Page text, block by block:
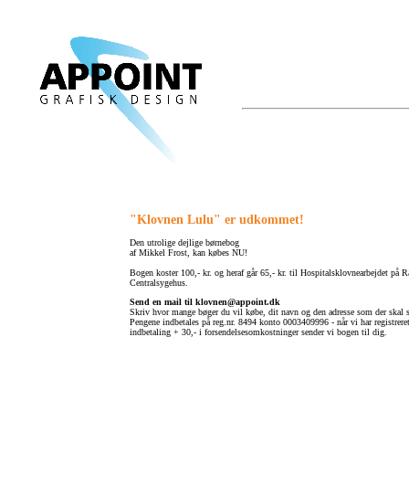
"Klovnen Lulu" er udkommet!
Den utrolige dejlige børnebog
af Mikkel Frost, kan købes NU!
Bogen koster 100,- kr. og heraf går 65,- kr. til Hospitalsklovnearbejdet på
Centralsygehus.
Send en mail til klovnen@appoint.dk
Skriv hvor mange bøger du vil købe, dit navn og den adresse som der skal
Pengene indbetales på reg.nr. 8494 konto 0003409996 - når vi har
indbetaling + 30,- i forsendelsesomkostninger sender vi bogen til dig.